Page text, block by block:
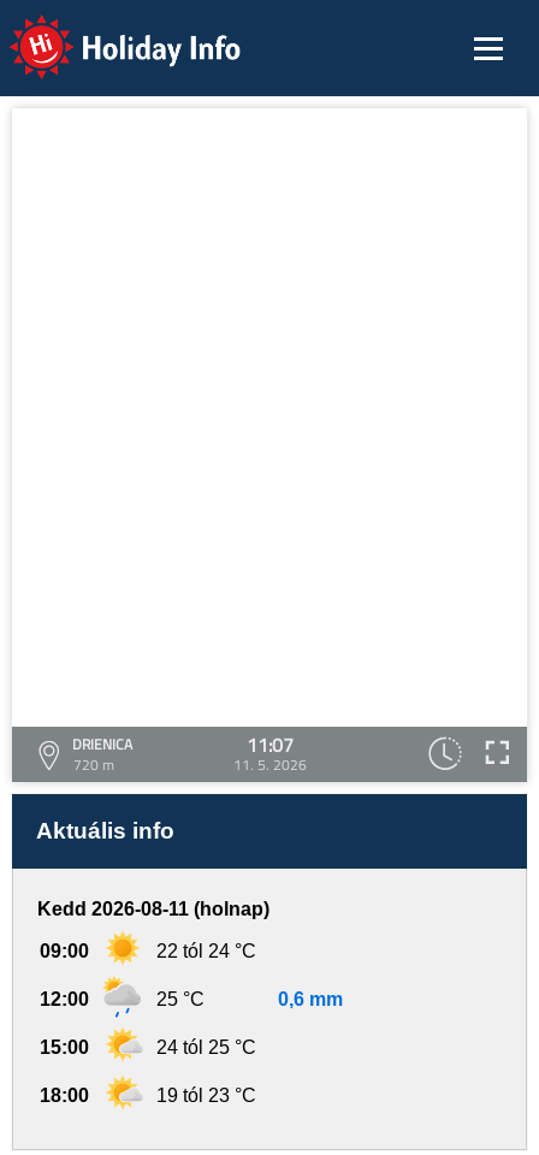
Holiday Info
DRIENICA
720 m
11:07
11. 5. 2026
Aktuális info
Kedd 2026-08-11 (holnap)
09:00 22 tól 24 °C
12:00 25 °C 0,6 mm
15:00 24 tól 25 °C
18:00 19 tól 23 °C